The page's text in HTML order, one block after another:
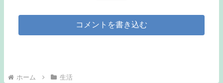
コメントを書き込む
ホーム 生活